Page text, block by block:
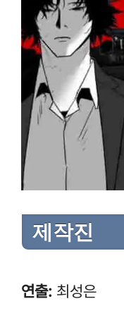
제작진
연출: 최성은